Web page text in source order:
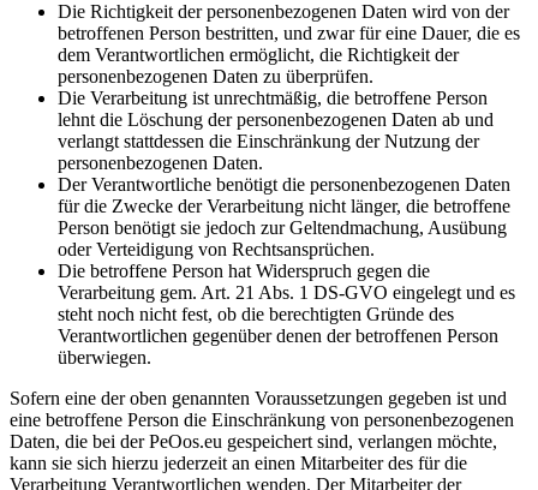
Die Richtigkeit der personenbezogenen Daten wird von der
betroffenen Person bestritten, und zwar für eine Dauer, die es
dem Verantwortlichen ermöglicht, die Richtigkeit der
personenbezogenen Daten zu überprüfen.
Die Verarbeitung ist unrechtmäßig, die betroffene Person
lehnt die Löschung der personenbezogenen Daten ab und
verlangt stattdessen die Einschränkung der Nutzung der
personenbezogenen Daten.
Der Verantwortliche benötigt die personenbezogenen Daten
für die Zwecke der Verarbeitung nicht länger, die betroffene
Person benötigt sie jedoch zur Geltendmachung, Ausübung
oder Verteidigung von Rechtsansprüchen.
Die betroffene Person hat Widerspruch gegen die
Verarbeitung gem. Art. 21 Abs. 1 DS-GVO eingelegt und es
steht noch nicht fest, ob die berechtigten Gründe des
Verantwortlichen gegenüber denen der betroffenen Person
überwiegen.
Sofern eine der oben genannten Voraussetzungen gegeben ist und
eine betroffene Person die Einschränkung von personenbezogenen
Daten, die bei der PeOos.eu gespeichert sind, verlangen möchte,
kann sie sich hierzu jederzeit an einen Mitarbeiter des für die
Verarbeitung Verantwortlichen wenden. Der Mitarbeiter der